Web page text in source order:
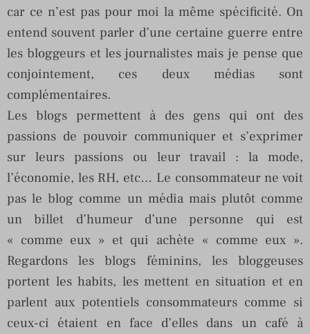
car ce n’est pas pour moi la même spécificité. On
entend souvent parler d’une certaine guerre entre
les bloggeurs et les journalistes mais je pense que
conjointement, ces deux médias sont
complémentaires.
Les blogs permettent à des gens qui ont des
passions de pouvoir communiquer et s’exprimer
sur leurs passions ou leur travail : la mode,
l’économie, les RH, etc… Le consommateur ne voit
pas le blog comme un média mais plutôt comme
un billet d’humeur d’une personne qui est
« comme eux » et qui achète « comme eux ».
Regardons les blogs féminins, les bloggeuses
portent les habits, les mettent en situation et en
parlent aux potentiels consommateurs comme si
ceux-ci étaient en face d’elles dans un café à